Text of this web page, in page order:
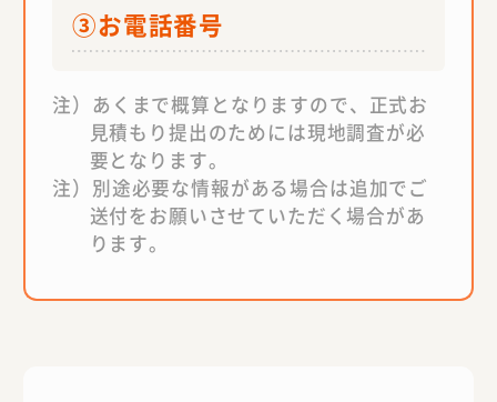
③お電話番号
あくまで概算となりますので、正式お
見積もり提出のためには現地調査が必
要となります。
別途必要な情報がある場合は追加でご
送付をお願いさせていただく場合があ
ります。